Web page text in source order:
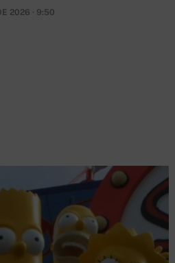
2026 · 9:50